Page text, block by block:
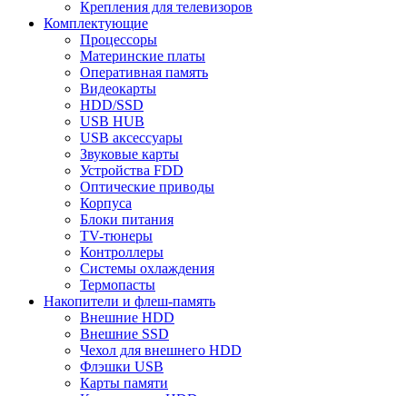
Крепления для телевизоров
Комплектующие
Процессоры
Материнские платы
Оперативная память
Видеокарты
HDD/SSD
USB HUB
USB аксессуары
Звуковые карты
Устройства FDD
Оптические приводы
Корпуса
Блоки питания
TV-тюнеры
Контроллеры
Системы охлаждения
Термопасты
Накопители и флеш-память
Внешние HDD
Внешние SSD
Чехол для внешнего HDD
Флэшки USB
Карты памяти